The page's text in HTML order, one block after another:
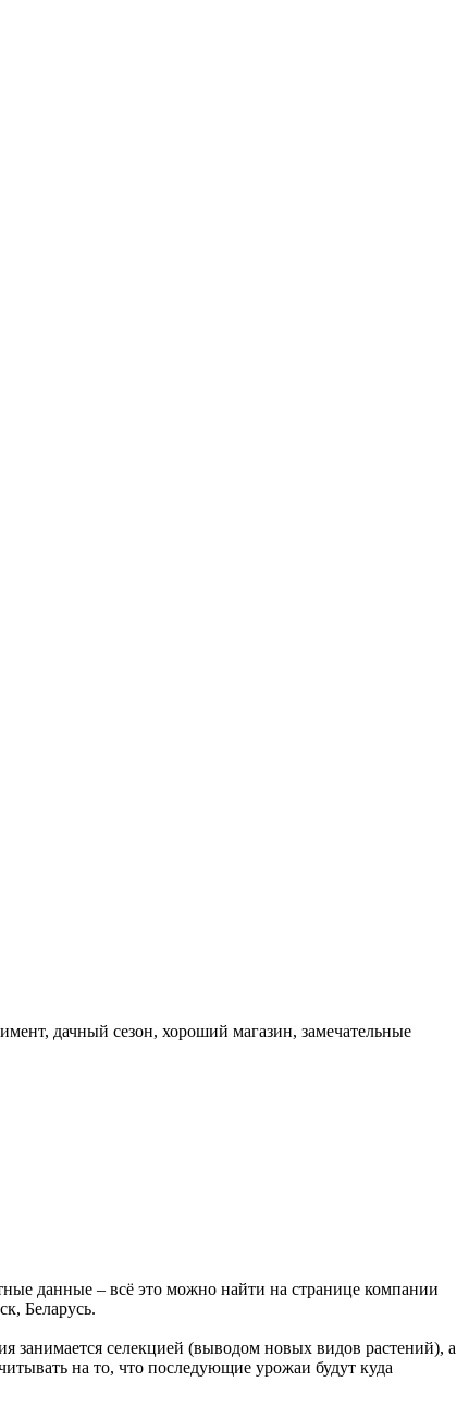
дачный сезон, хороший магазин, замечательные
данные – всё это можно найти на странице компании
Беларусь.
занимается селекцией (выводом новых видов растений), а
на то, что последующие урожаи будут куда